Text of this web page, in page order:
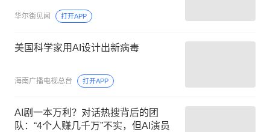
华尔街见闻 打开APP
美国科学家用AI设计出新病毒
海南广播电视总台 打开APP
AI剧一本万利？对话热搜背后的团
队：“4个人赚几千万”不实，但AI演员